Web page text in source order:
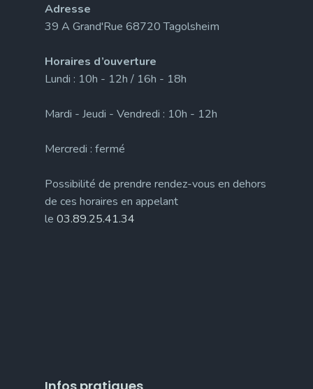
Adresse
39 A Grand'Rue 68720 Tagolsheim
Horaires d’ouverture
Lundi : 10h - 12h / 16h - 18h
Mardi - Jeudi - Vendredi : 10h - 12h
Mercredi : fermé
Possibilité de prendre rendez-vous en dehors
de ces horaires en appelant
le 03.89.25.41.34